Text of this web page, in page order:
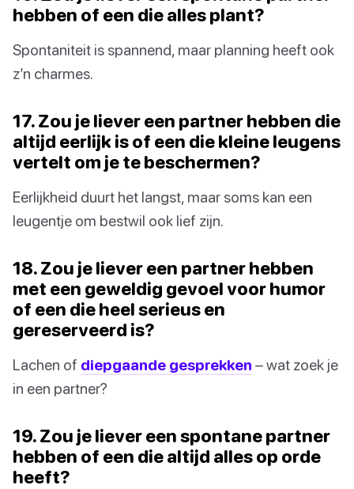
hebben of een die alles plant?
Spontaniteit is spannend, maar planning heeft ook
z’n charmes.
17. Zou je liever een partner hebben die
altijd eerlijk is of een die kleine leugens
vertelt om je te beschermen?
Eerlijkheid duurt het langst, maar soms kan een
leugentje om bestwil ook lief zijn.
18. Zou je liever een partner hebben
met een geweldig gevoel voor humor
of een die heel serieus en
gereserveerd is?
Lachen of diepgaande gesprekken – wat zoek je
in een partner?
19. Zou je liever een spontane partner
hebben of een die altijd alles op orde
heeft?